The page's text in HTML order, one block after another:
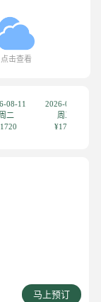
点击查看
08-11
周二
2026-08-12
周三
¥1720
马上预订